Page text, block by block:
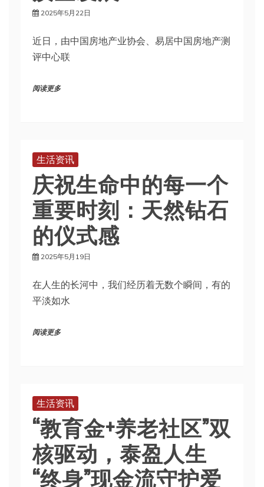
2025年5月22日
近日，由中国房地产业协会、易居中国房地产测
评中心联
阅读更多
生活资讯
庆祝生命中的每一个
重要时刻：天然钻石
的仪式感
2025年5月19日
在人生的长河中，我们经历着无数个瞬间，有的
平淡如水
阅读更多
生活资讯
“教育金+养老社区”双
核驱动，泰盈人生
“终身”现金流守护爱